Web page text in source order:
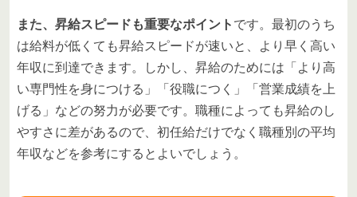
また、昇給スピードも重要なポイント です。最初のうち
は給料が低くても昇給スピードが速いと、より早く高い
年収に到達できます。しかし、昇給のためには「より高
い専門性を身につける」「役職につく」「営業成績を上
げる」などの努力が必要です。職種によっても昇給のし
やすさに差があるので、初任給だけでなく職種別の平均
年収などを参考にするとよいでしょう。